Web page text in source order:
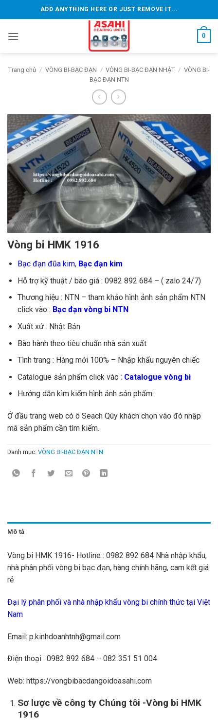
qua
dung
ADD ANYTHING HERE OR JUST REMOVE IT...
0
Trang chủ / VÒNG BI-BẠC ĐẠN / VÒNG BI-BẠC ĐẠN NHẬT / VÒNG BI-
BẠC ĐẠN NTN
Vòng bi HMK 1916
Bạc đạn đũa kim, Bạc đạn kim
Hỗ trợ kỹ thuật / báo giá : 0982 892 684 – ( zalo 24/7)
Thương hiệu : NTN – tham khảo hình ảnh sản phẩm NTN
click vào : Bạc đạn vòng bi NTN
Xuất xứ : Nhật Bản
Bào hành theo tiêu chuẩn nhà sản xuất
Tình trang : Hàng mới 100% – Nhập khẩu nguyên chiếc
Catalogue sản phẩm click vào : Catalogue vòng bi
Hướng dẫn kìm kiếm hình ảnh sản phẩm:
Ở đầu trang web có ô Seach Qúy khách chọn vào đó nhập
mã sản phẩm cần tìm kiếm.
Danh mục: VÒNG BI-BẠC ĐẠN NTN
Mô tả
Vòng bi HMK 1916- Hotline : 0982 892 684 Nhà nhập khẩu,
nhà phân phối vòng bi bạc đạn, hàng chính hãng, cam kết giá
rẻ
Đại lý phân phối và nhà nhập khẩu vòng bi chính thức tại Việt
Nam
Email: p.kinhdoanhtnh@gmail.com
Điện thoại : 0982 892 684 – 082 351 51 004
Web: https://vongbibacdangoidoasahi.com
Sơ lược về công ty Chúng tôi -Vòng bi HMK
1916